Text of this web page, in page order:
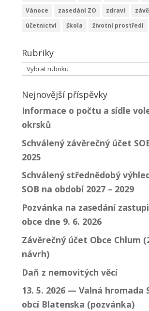
Vánoce
zasedání ZO zdraví
účetnictví
škola životní prostředí
Rubriky
Rubriky
Nejnovější příspěvky
Informace o počtu a sídle
okrsků
Schválený závěrečný účet
2025
Schválený střednědobý
SOB na období 2027 – 2029
Pozvánka na zasedání
obce dne 9. 6. 2026
Závěrečný účet Obce Chlum
návrh)
Daň z nemovitých věcí
13. 5. 2026 — Valná hromada
obcí Blatenska (pozvánka)